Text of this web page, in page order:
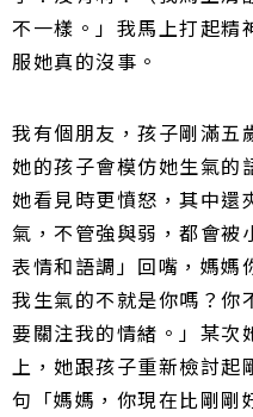
不一樣。」我馬上打起精
服她真的沒事。
我有個朋友，孩子剛滿五
她的孩子會模仿她生氣的
她看見時更憤怒，其中還
氣，不管強與弱，都會被
表情和語調」回嘴，媽媽
我生氣的不就是你嗎？你
要關注我的情緒。」某次
上，她跟孩子重新檢討起
句「媽媽，你現在比剛剛